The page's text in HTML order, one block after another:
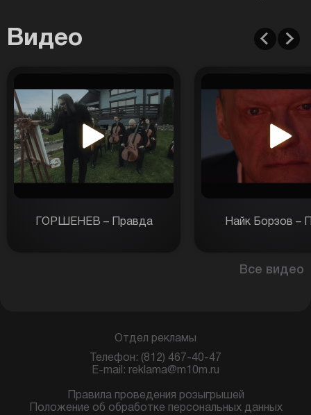
Видео
ГОРШЕНЕВ – Правда Найк Борзов –
Все видео
Отдел рекламы
Телефон: (812) 467-40-47
E-mail: reklama@m10m.ru
Правила проведения розыгрышей
Положение об обработке персональных данных